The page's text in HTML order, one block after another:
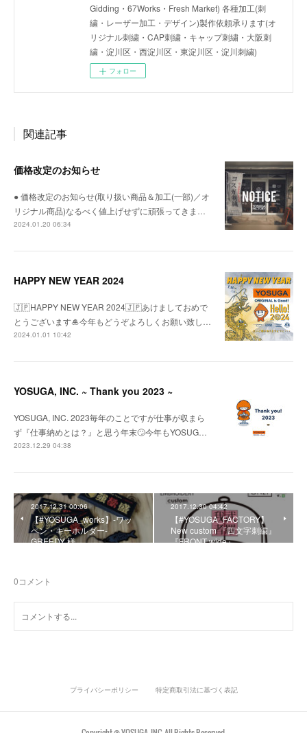
Gidding・67Works・Fresh Market) 各種加工(刺
繍・レーザー加工・デザイン)製作依頼承ります(オ
リジナル刺繍・CAP刺繍・キャップ刺繍・大阪刺
繍・淀川区・西淀川区・東淀川区・淀川刺繍)
フォロー
関連記事
価格改定のお知らせ
● 価格改定のお知らせ(取り扱い商品＆加工(一部)／オ
リジナル商品)なるべく値上げせずに頑張ってきま…
2024.01.20 06:34
HAPPY NEW YEAR 2024
🇯🇵HAPPY NEW YEAR 2024🇯🇵あけましておめで
とうございます🎍今年もどうぞよろしくお願い致し…
2024.01.01 10:42
YOSUGA, INC. ~ Thank you 2023 ~
YOSUGA, INC. 2023毎年のことですが仕事が収まら
ず『仕事納めとは？』と思う年末🙄今年もYOSUG…
2023.12.29 04:38
2017.12.31 00:06
【#YOSUGA_works】-ワッ
ペン・キーホルダー-
GREEDY 様
2017.12.30 04:42
【#YOSUGA_FACTORY】
New custom 『四文字刺繍』
『FRONT wide』
0コメント
プライバシーポリシー 特定商取引法に基づく表記